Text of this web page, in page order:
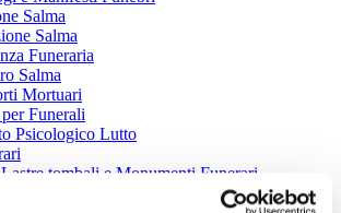
Salma
Salma
Funeraria
Salma
Mortuari
Funerali
Psicologico Lutto
tombali e Monumenti Funerari